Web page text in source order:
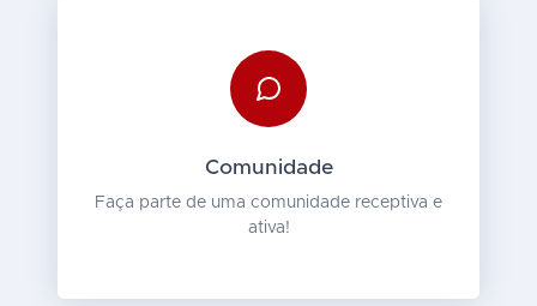
Comunidade
Faça parte de uma comunidade receptiva e
ativa!